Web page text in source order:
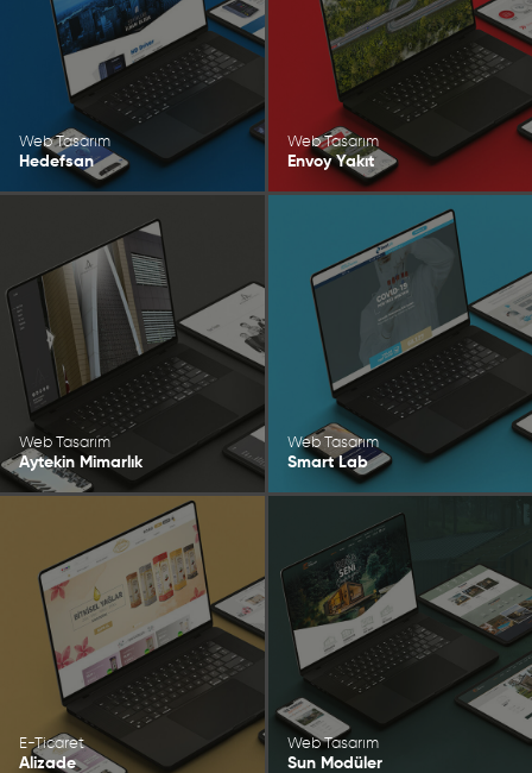
Web Tasarım
Hedefsan
Web Tasarım
Envoy Yakıt
Web Tasarım
Aytekin Mimarlık
Web Tasarım
Smart Lab
E-Ticaret
Alizade
Web Tasarım
Sun Modüler